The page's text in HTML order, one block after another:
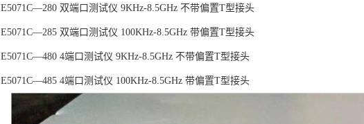
E5071C—280 双端口测试仪 9KHz-8.5GHz 不带偏置T型接头
E5071C—285 双端口测试仪 100KHz-8.5GHz 带偏置T型接头
E5071C—480 4端口测试仪 9KHz-8.5GHz 不带偏置T型接头
E5071C—485 4端口测试仪 100KHz-8.5GHz 带偏置T型接头